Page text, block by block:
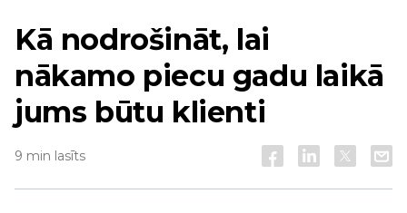
Kā nodrošināt, lai
nākamo piecu gadu laikā
jums būtu klienti
9 min lasīts